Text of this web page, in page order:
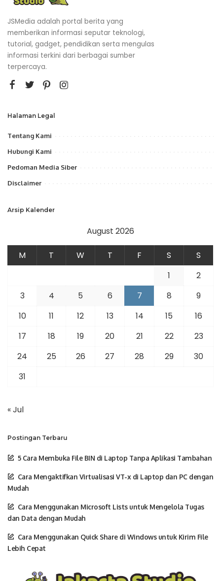
JSMedia adalah portal berita yang
memberikan informasi seputar teknologi,
tutorial, gadget, pendidikan serta mengulas
informasi terkini dari berbagai sumber
terpercaya.
Halaman Legal
Tentang Kami
Hubungi Kami
Pedoman Media Siber
Disclaimer
Arsip Kalender
August 2026
M T W T F S
S
1
2
3
4 5 6 7 8
9
10
11 12 13 14 15
16
17
18 19 20 21 22
23
24
25 26 27 28 29
30
31
« Jul
Postingan Terbaru
5 Cara Membuka File BIN di Laptop Tanpa Aplikasi Tambahan
Cara Mengaktifkan Virtualisasi VT-x di Laptop dan PC dengan
Mudah
Cara Menggunakan Microsoft Lists untuk Mengelola Tugas
dan Data dengan Mudah
Cara Menggunakan Quick Share di Windows untuk Kirim File
Lebih Cepat